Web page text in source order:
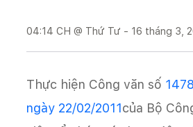
04:14 CH @ Thứ Tư - 16 tháng 3,
Thực hiện Công văn số
ngày 22/02/2011của Bộ